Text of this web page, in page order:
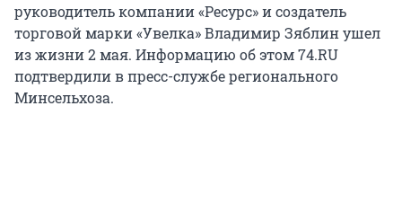
руководитель компании «Ресурс» и создатель
торговой марки «Увелка» Владимир Зяблин ушел
из жизни 2 мая. Информацию об этом 74.RU
подтвердили в пресс-службе регионального
Минсельхоза.